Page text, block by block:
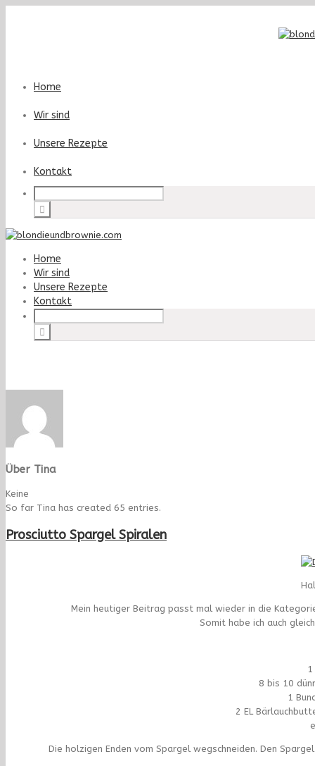
Home
Wir sind
Unsere Rezepte
Kontakt
Home
Wir sind
Unsere Rezepte
Kontakt
Über Tina
Keine
So far Tina has created 65 entries.
Prosciutto Spargel Spiralen
Mein heutiger Beitrag passt mal wieder in die
Somit habe ich auch
8 bis 10
1
2 EL
Die holzigen Enden vom Spargel wegschneiden. Den